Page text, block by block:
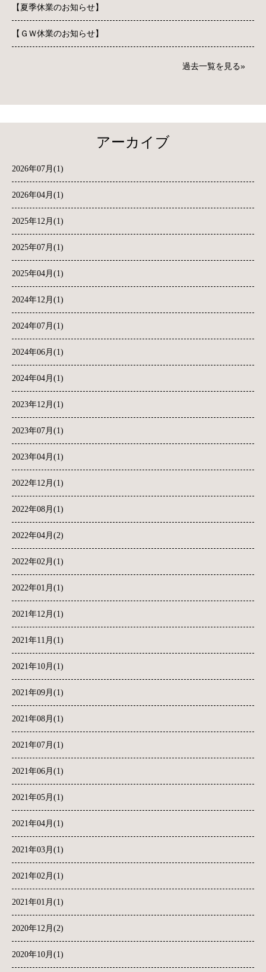
【夏季休業のお知らせ】
【ＧＷ休業のお知らせ】
過去一覧を見る
アーカイブ
2026年07月(1)
2026年04月(1)
2025年12月(1)
2025年07月(1)
2025年04月(1)
2024年12月(1)
2024年07月(1)
2024年06月(1)
2024年04月(1)
2023年12月(1)
2023年07月(1)
2023年04月(1)
2022年12月(1)
2022年08月(1)
2022年04月(2)
2022年02月(1)
2022年01月(1)
2021年12月(1)
2021年11月(1)
2021年10月(1)
2021年09月(1)
2021年08月(1)
2021年07月(1)
2021年06月(1)
2021年05月(1)
2021年04月(1)
2021年03月(1)
2021年02月(1)
2021年01月(1)
2020年12月(2)
2020年10月(1)